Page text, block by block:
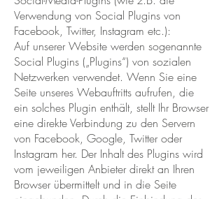
Verwendung von Social Plugins von
Facebook, Twitter, Instagram etc.):
Auf unserer Website werden sogenannte
Social Plugins („Plugins“) von sozialen
Netzwerken verwendet. Wenn Sie eine
Seite unseres Webauftritts aufrufen, die
ein solches Plugin enthält, stellt Ihr Browser
eine direkte Verbindung zu den Servern
von Facebook, Google, Twitter oder
Instagram her. Der Inhalt des Plugins wird
vom jeweiligen Anbieter direkt an Ihren
Browser übermittelt und in die Seite